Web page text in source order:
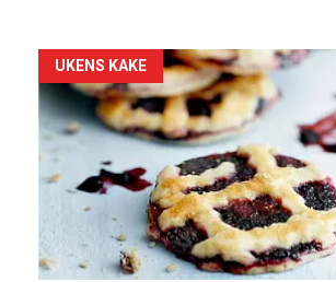
Artikler
detail
-
section
11
UKENS KAKE